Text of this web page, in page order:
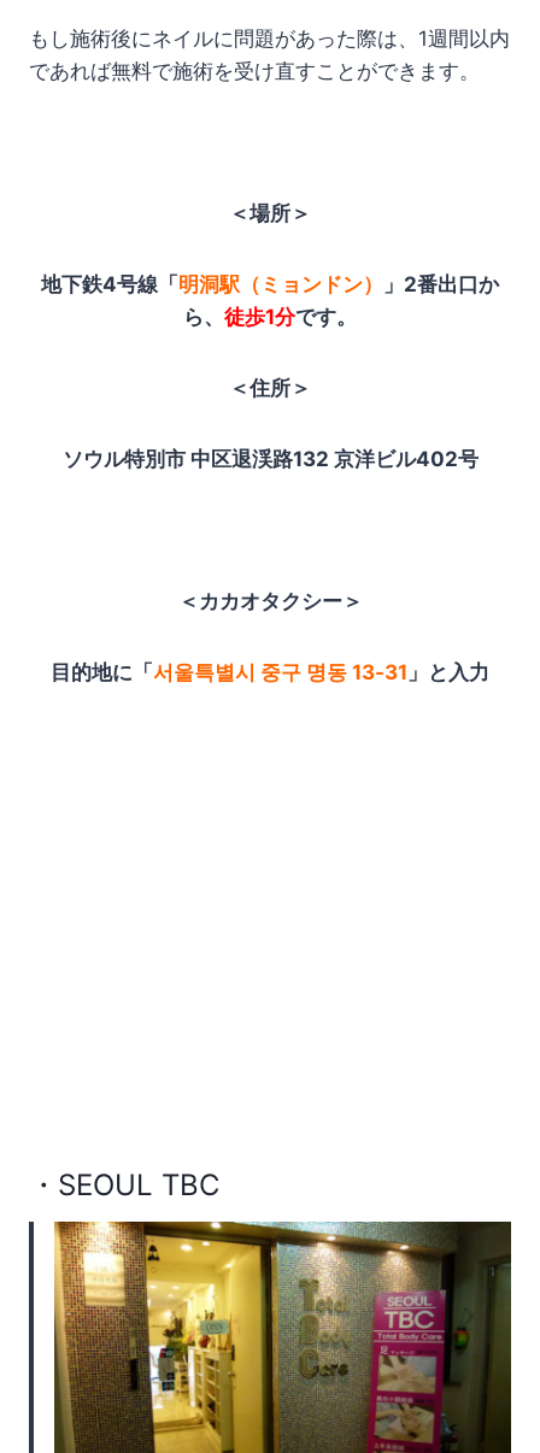
もし施術後にネイルに問題があった際は、1週間以内
であれば無料で施術を受け直すことができます。
＜場所＞
地下鉄4号線「明洞駅（ミョンドン）
」2番出口か
ら、 徒歩1分です。
＜住所＞
ソウル特別市 中区退渓路132 京洋ビル402号
＜カカオタクシー＞
目的地に「서울특별시 중구 명동 13-31 」と入力
・SEOUL TBC